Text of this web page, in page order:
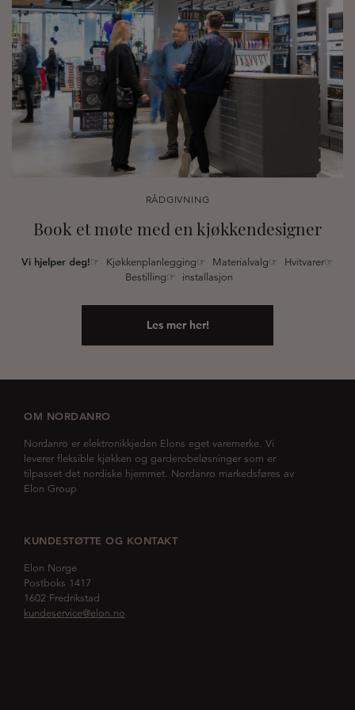
RÅDGIVNING
Book et møte med en kjøkkendesigner
Vi hjelper deg!☞ Kjøkkenplanlegging☞ Materialvalg☞ Hvitvarer☞
Bestilling☞ installasjon
Les mer her!
OM NORDANRO
Nordanro er elektronikkjeden Elons eget varemerke. Vi
leverer fleksible kjøkken og garderobeløsninger som er
tilpasset det nordiske hjemmet. Nordanro markedsføres av
Elon Group
KUNDESTØTTE OG KONTAKT
Elon Norge
Postboks 1417
1602 Fredrikstad
kundeservice@elon.no